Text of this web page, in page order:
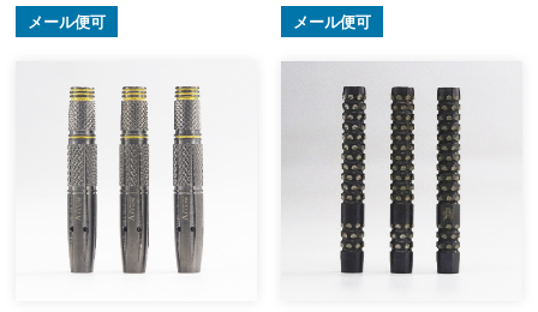
メール便可 メール便可